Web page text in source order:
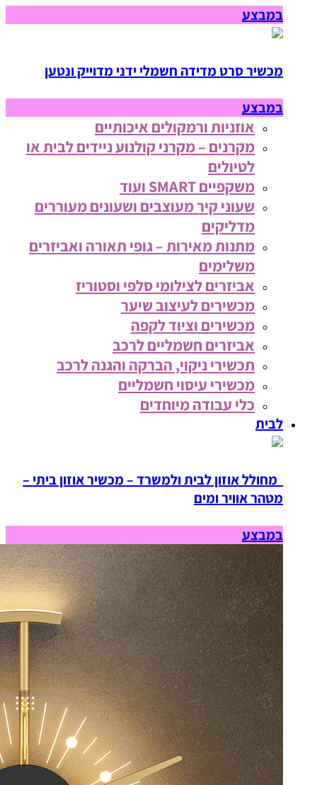
במבצע
מכשיר סרט מדידה חשמלי ידני מדוייק ונטען
במבצע
אוזניות ורמקולים איכותיים
מקרנים – מקרני קולנוע ניידים לבית או
לטיולים
משקפיים SMART ועוד
שעוני קיר מעוצבים ושעונים מעוררים
מדליקים
מתנות מאירות – גופי תאורה ואביזרים
משלימים
אביזרים לצילומי סלפי וסטוריז
מכשירים לעיצוב שיער
מכשירים וציוד לקפה
אביזרים חשמליים לרכב
תכשירי ניקוי, הברקה והגנה לרכב
מכשירי עיסוי חשמליים
כלי עבודה מיוחדים
לבית
מחולל אוזון לבית ולמשרד – מכשיר אוזון ביתי –
מטהר אוויר ומים
במבצע